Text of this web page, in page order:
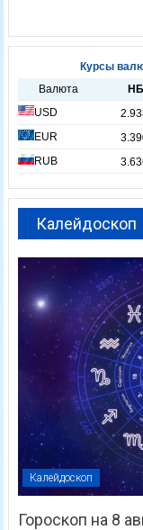
Калейдоскоп
Калейдоскоп
Гороскоп на 8